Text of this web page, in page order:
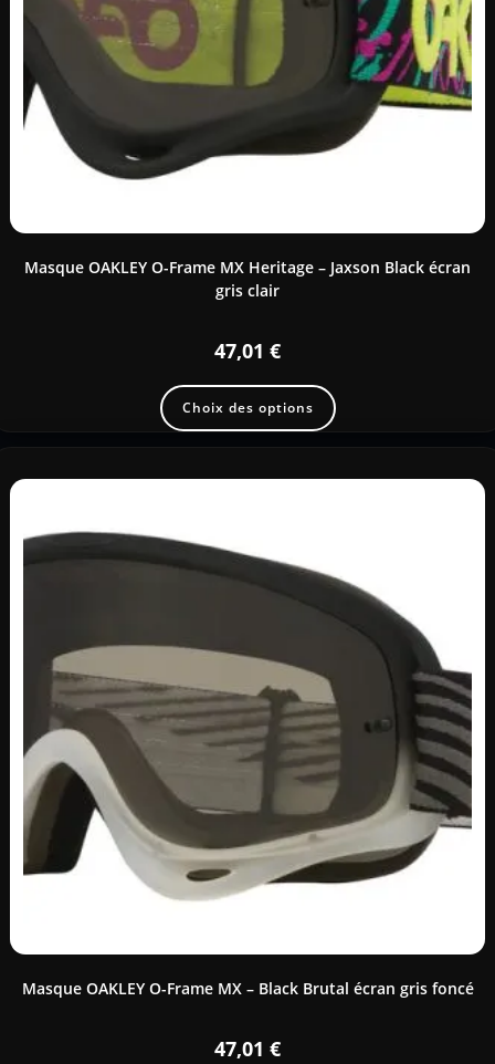
Masque OAKLEY O-Frame MX Heritage – Jaxson Black écran
gris clair
47,01 €
Choix des options
Masque OAKLEY O-Frame MX – Black Brutal écran gris foncé
47,01 €